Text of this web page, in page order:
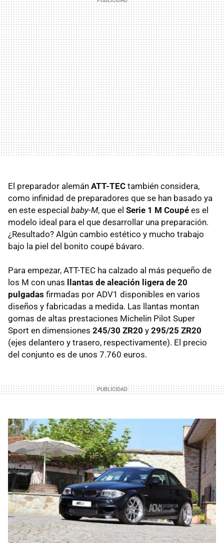
El preparador alemán ATT-TEC también considera,
como infinidad de preparadores que se han basado ya
en este especial baby-M, que el Serie 1 M Coupé es el
modelo ideal para el que desarrollar una preparación.
¿Resultado? Algún cambio estético y mucho trabajo
bajo la piel del bonito coupé bávaro.
Para empezar, ATT-TEC ha calzado al más pequeño de
los M con unas llantas de aleación ligera de 20
pulgadas firmadas por ADV1 disponibles en varios
diseños y fabricadas a medida. Las llantas montan
gomas de altas prestaciones Michelin Pilot Super
Sport en dimensiones 245/30 ZR20 y 295/25 ZR20
(ejes delantero y trasero, respectivamente). El precio
del conjunto es de unos 7.760 euros.